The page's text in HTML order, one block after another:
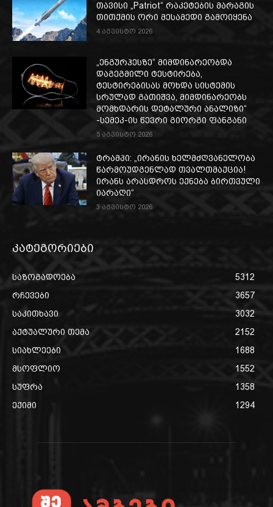
თავისი „Patriot“ რაკეტების მარაგის
თითქმის ორი მესამედი გამოიყენა
4 აგვისტო 2026
„ენგურჰესზე“ მიმდინარეობდა
დაგეგმილი ტესტირება,
ტესტირებისას მოხდა სისტემის
სრულად გათიშვა, მიმდინარეობს
მომხდარის დეტალური ანალიზი“
-სემეკ-ის წევრი გიორგი ფანგანი
5 აგვისტო 2026
ტრამპი: „ირანის ხელმძღვანელობა
წარმოუდგენლად თვალთმაქცია!
ირანს არასდროს ექნება ბირთვული
იარაღი“
3 აგვისტო 2026
კატეგორიები
საზოგადოება
5312
რჩევები
3657
საკითხავი
3032
აქტუალური თემა
2152
სიახლეები
1688
მსოფლიო
1552
სუფრა
1358
ექიმი
1294